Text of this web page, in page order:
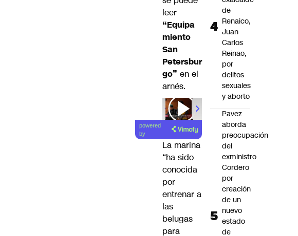
leer
“Equipa
miento
San
Petersbur
go” en el
arnés.
01:00
powered
by
La marina
“ha sido
conocida
por
entrenar a
las
belugas
para
de
Renaico,
Juan
Carlos
Reinao,
por
delitos
sexuales
y aborto
Pavez
aborda
preocupación
del
exministro
Cordero
por
creación
de un
nuevo
estado
de